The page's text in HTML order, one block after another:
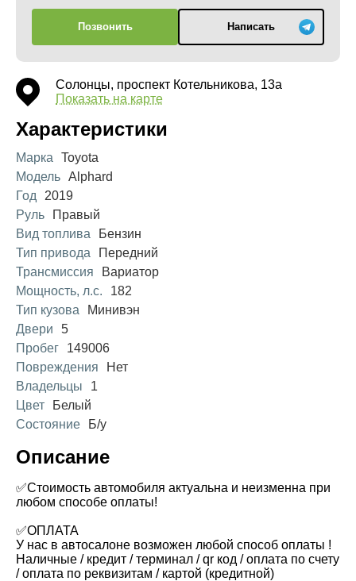
Позвонить Написать
Солонцы, проспект Котельникова, 13а
Показать на карте
Характеристики
Марка
Toyota
Модель Alphard
Год
2019
Руль
Правый
Вид топлива
Бензин
Тип привода
Передний
Трансмиссия
Вариатор
Мощность, л.с.
182
Тип кузова
Минивэн
Двери
5
Пробег
149006
Повреждения
Нет
Владельцы
1
Цвет
Белый
Состояние
Б/у
Описание
✅Стоимость автомобиля актуальна и неизменна при
любом способе оплаты!
✅ОПЛАТА
У нас в автосалоне возможен любой способ оплаты !
Наличные / кредит / терминал / qr код / оплата по счету
/ оплата по реквизитам / картой (кредитной)